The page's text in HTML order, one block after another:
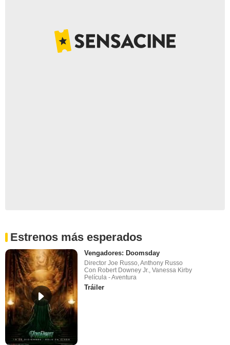
Estrenos más esperados
Vengadores: Doomsday
Director Joe Russo, Anthony Russo
Con Robert Downey Jr., Vanessa Kirby
Película - Aventura
Tráiler